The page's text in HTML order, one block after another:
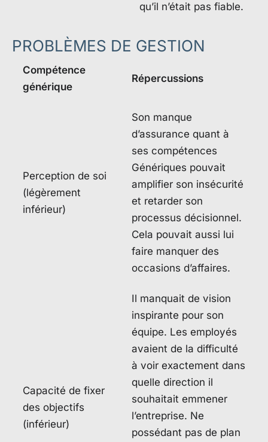
qu’il n’était pas fiable.
PROBLÈMES DE GESTION
Compétence
générique
Répercussions
Perception de soi
(légèrement
inférieur)
Son manque
d’assurance quant à
ses compétences
Génériques pouvait
amplifier son insécurité
et retarder son
processus décisionnel.
Cela pouvait aussi lui
faire manquer des
occasions d’affaires.
Capacité de fixer
des objectifs
(inférieur)
Il manquait de vision
inspirante pour son
équipe. Les employés
avaient de la difficulté
à voir exactement dans
quelle direction il
souhaitait emmener
l’entreprise. Ne
possédant pas de plan